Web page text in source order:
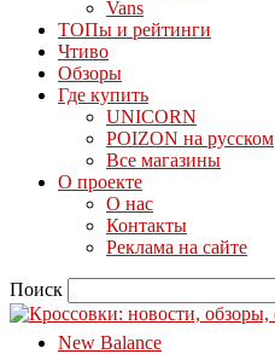
Vans
ТОПы и рейтинги
Чтиво
Обзоры
Где купить
UNICORN
POIZON на русском
Все магазины
О проекте
О нас
Контакты
Реклама на сайте
Поиск
New Balance